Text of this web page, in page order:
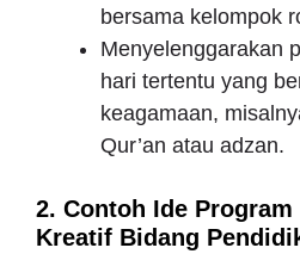
bersama kelompok
Menyelenggarakan
hari tertentu yang
keagamaan,
Qur’an atau adzan.
2. Contoh Ide
Kreatif Bidang